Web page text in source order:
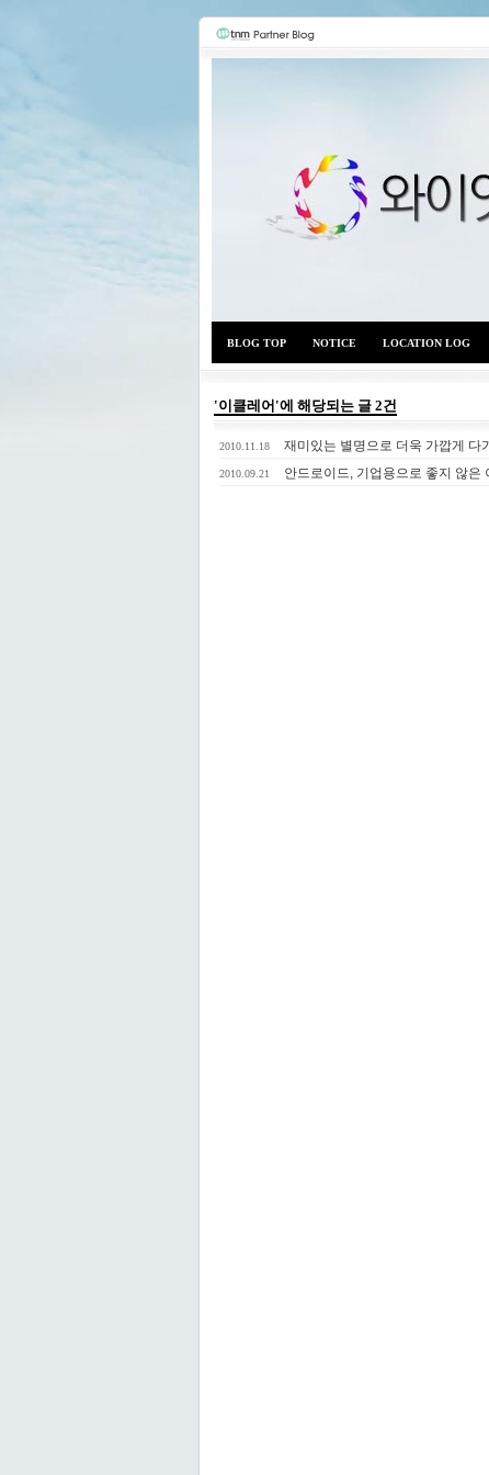
BLOG TOP NOTICE LOCATION LOG
'이클레어'에 해당되는 글 2건
2010.11.18 재미있는 별명으로 더욱 가깝게 다
2010.09.21 안드로이드, 기업용으로 좋지 않은